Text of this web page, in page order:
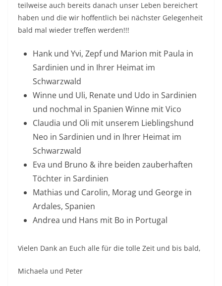
teilweise auch bereits danach unser Leben bereichert
haben und die wir hoffentlich bei nächster Gelegenheit
bald mal wieder treffen werden!!!
Hank und Yvi, Zepf und Marion mit Paula in
Sardinien und in Ihrer Heimat im
Schwarzwald
Winne und Uli, Renate und Udo in Sardinien
und nochmal in Spanien Winne mit Vico
Claudia und Oli mit unserem Lieblingshund
Neo in Sardinien und in Ihrer Heimat im
Schwarzwald
Eva und Bruno & ihre beiden zauberhaften
Töchter in Sardinien
Mathias und Carolin, Morag und George in
Ardales, Spanien
Andrea und Hans mit Bo in Portugal
Vielen Dank an Euch alle für die tolle Zeit und bis bald,
Michaela und Peter